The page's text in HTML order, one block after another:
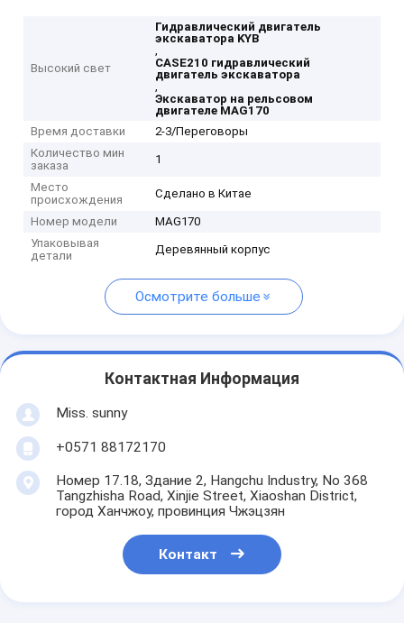
Высокий свет
Гидравлический двигатель
экскаватора KYB
,
CASE210 гидравлический
двигатель экскаватора
,
Экскаватор на рельсовом
двигателе MAG170
Время доставки
2-3/Переговоры
Количество мин
заказа
1
Место
происхождения
Сделано в Китае
Номер модели
MAG170
Упаковывая
детали
Деревянный корпус
Осмотрите больше
Контактная Информация
Miss. sunny
+0571 88172170
Номер 17.18, Здание 2, Hangchu Industry, No 368
Tangzhisha Road, Xinjie Street, Xiaoshan District,
город Ханчжоу, провинция Чжэцзян
Контакт